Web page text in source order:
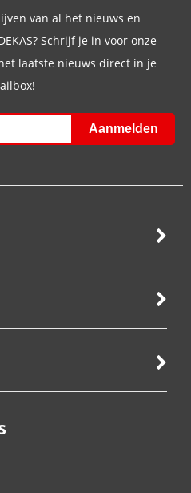
van al het nieuws en
Schrijf je in voor onze
laatste nieuws direct in je